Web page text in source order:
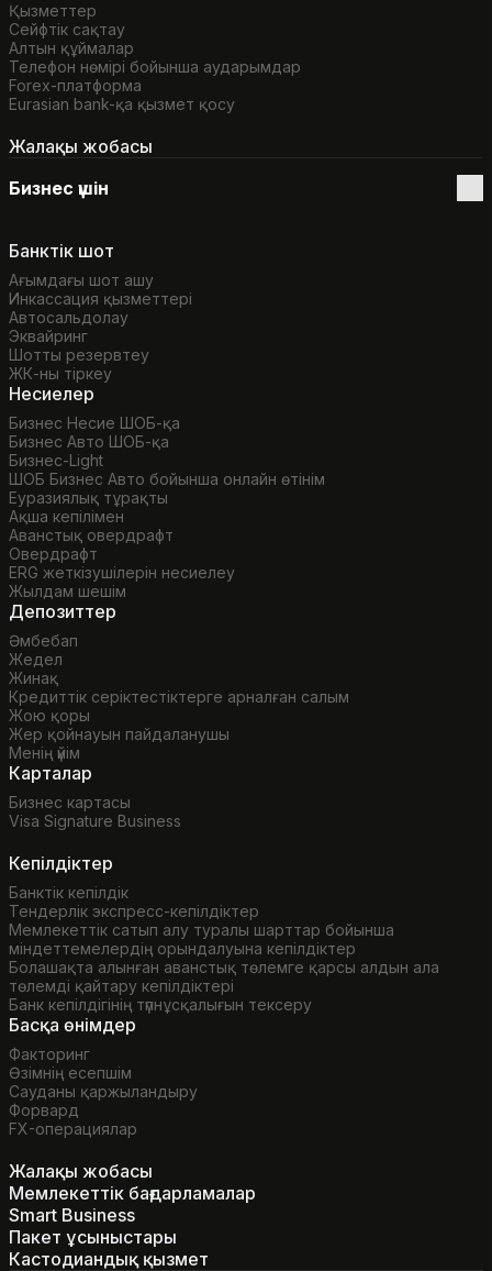
Қызметтер
Сейфтік сақтау
Алтын құймалар
Телефон нөмірі бойынша аударымдар
Forex-платформа
Eurasian bank-қа қызмет қосу
Жалақы жобасы
Бизнес үшін
Банктік шот
Ағымдағы шот ашу
Инкассация қызметтері
Автосальдолау
Эквайринг
Шотты резервтеу
ЖК-ны тіркеу
Несиелер
Бизнес Несие ШОБ-қа
Бизнес Авто ШОБ-қа
Бизнес-Light
ШОБ Бизнес Авто бойынша онлайн өтінім
Еуразиялық тұрақты
Ақша кепілімен
Аванстық овердрафт
Овердрафт
ERG жеткізушілерін несиелеу
Жылдам шешім
Депозиттер
Әмбебап
Жедел
Жинақ
Кредиттік серіктестіктерге арналған салым
Жою қоры
Жер қойнауын пайдаланушы
Менің үйім
Карталар
Бизнес картасы
Visa Signature Business
Кепілдіктер
Банктік кепілдік
Тендерлік экспресс-кепілдіктер
Мемлекеттік сатып алу туралы шарттар бойынша
міндеттемелердің орындалуына кепілдіктер
Болашақта алынған аванстық төлемге қарсы алдын ала
төлемді қайтару кепілдіктері
Банк кепілдігінің түпнұсқалығын тексеру
Басқа өнімдер
Факторинг
Өзімнің есепшім
Сауданы қаржыландыру
Форвард
FX-операциялар
Жалақы жобасы
Мемлекеттік бағдарламалар
Smart Business
Пакет ұсыныстары
Кастодиандық қызмет